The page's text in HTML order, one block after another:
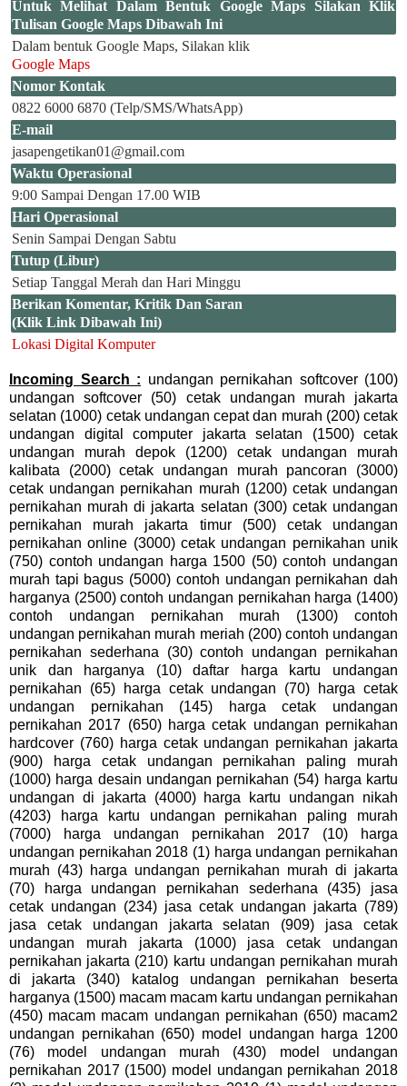
Untuk Melihat Dalam Bentuk Google Maps Silakan Klik
Tulisan Google Maps Dibawah Ini
Dalam bentuk Google Maps, Silakan klik
Google Maps
Nomor Kontak
0822 6000 6870 (Telp/SMS/WhatsApp)
E-mail
jasapengetikan01@gmail.com
Waktu Operasional
9:00 Sampai Dengan 17.00 WIB
Hari Operasional
Senin Sampai Dengan Sabtu
Tutup (Libur)
Setiap Tanggal Merah dan Hari Minggu
Berikan Komentar, Kritik Dan Saran
(Klik Link Dibawah Ini)
Lokasi Digital Komputer
Incoming Search : undangan pernikahan softcover (100)
undangan softcover (50) cetak undangan murah jakarta
selatan (1000) cetak undangan cepat dan murah (200) cetak
undangan digital computer jakarta selatan (1500) cetak
undangan murah depok (1200) cetak undangan murah
kalibata (2000) cetak undangan murah pancoran (3000)
cetak undangan pernikahan murah (1200) cetak undangan
pernikahan murah di jakarta selatan (300) cetak undangan
pernikahan murah jakarta timur (500) cetak undangan
pernikahan online (3000) cetak undangan pernikahan unik
(750) contoh undangan harga 1500 (50) contoh undangan
murah tapi bagus (5000) contoh undangan pernikahan dah
harganya (2500) contoh undangan pernikahan harga (1400)
contoh undangan pernikahan murah (1300) contoh
undangan pernikahan murah meriah (200) contoh undangan
pernikahan sederhana (30) contoh undangan pernikahan
unik dan harganya (10) daftar harga kartu undangan
pernikahan (65) harga cetak undangan (70) harga cetak
undangan pernikahan (145) harga cetak undangan
pernikahan 2017 (650) harga cetak undangan pernikahan
hardcover (760) harga cetak undangan pernikahan jakarta
(900) harga cetak undangan pernikahan paling murah
(1000) harga desain undangan pernikahan (54) harga kartu
undangan di jakarta (4000) harga kartu undangan nikah
(4203) harga kartu undangan pernikahan paling murah
(7000) harga undangan pernikahan 2017 (10) harga
undangan pernikahan 2018 (1) harga undangan pernikahan
murah (43) harga undangan pernikahan murah di jakarta
(70) harga undangan pernikahan sederhana (435) jasa
cetak undangan (234) jasa cetak undangan jakarta (789)
jasa cetak undangan jakarta selatan (909) jasa cetak
undangan murah jakarta (1000) jasa cetak undangan
pernikahan jakarta (210) kartu undangan pernikahan murah
di jakarta (340) katalog undangan pernikahan beserta
harganya (1500) macam macam kartu undangan pernikahan
(450) macam macam undangan pernikahan (650) macam2
undangan pernikahan (650) model undangan harga 1200
(76) model undangan murah (430) model undangan
pernikahan 2017 (1500) model undangan pernikahan 2018